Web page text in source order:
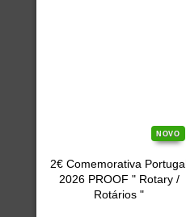
NOVO
2€ Comemorativa Portugal
2026 PROOF " Rotary /
Rotários "